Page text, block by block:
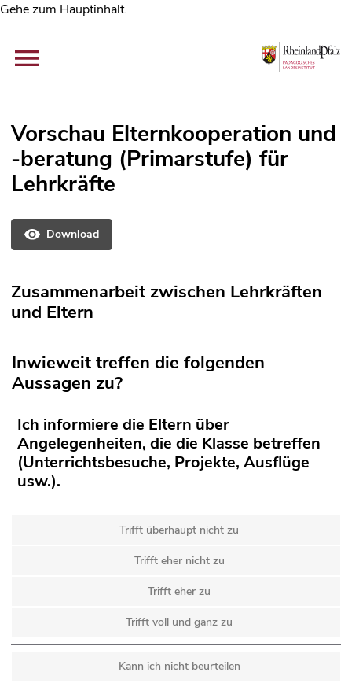
Gehe zum Hauptinhalt.
Vorschau Elternkooperation und
-beratung (Primarstufe) für
Lehrkräfte
Download
Zusammenarbeit zwischen Lehrkräften
und Eltern
Inwieweit treffen die folgenden
Aussagen zu?
Ich informiere die Eltern über
Angelegenheiten, die die Klasse betreffen
(Unterrichtsbesuche, Projekte, Ausflüge
usw.).
Trifft überhaupt nicht zu
Trifft eher nicht zu
Trifft eher zu
Trifft voll und ganz zu
Kann ich nicht beurteilen